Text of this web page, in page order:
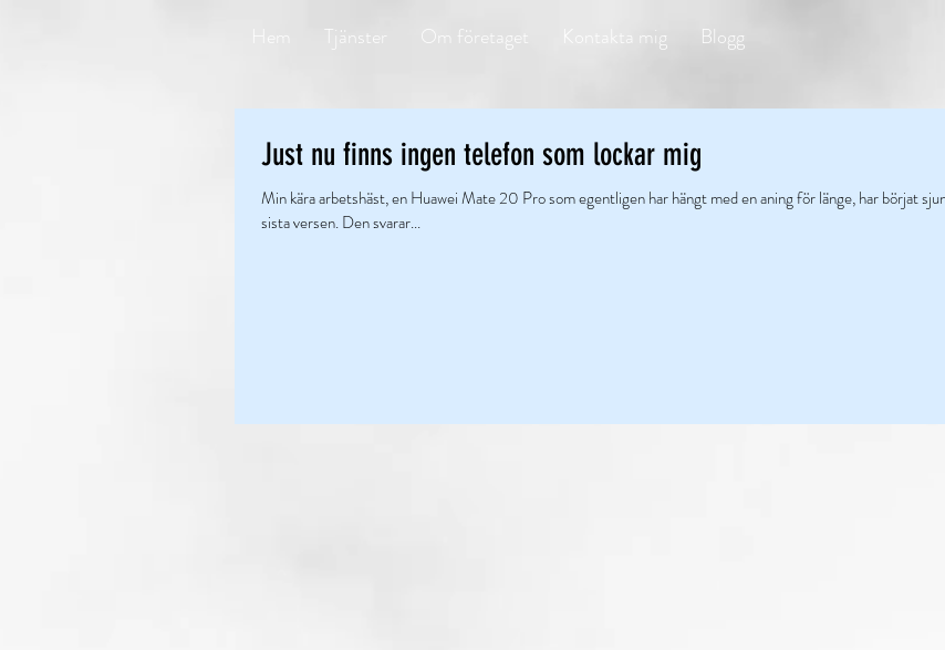
Tjänster Om företaget Kontakta mig Blogg
Just nu finns ingen telefon som lockar mig
Min kära arbetshäst, en Huawei Mate 20 Pro som egentligen har hängt med en aning för länge, har börjat
sista versen. Den svarar...